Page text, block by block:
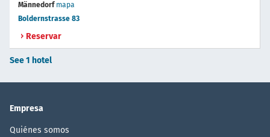
Männedorf mapa
Boldernstrasse 83
Reservar
See 1 hotel
Empresa
Quiénes somos